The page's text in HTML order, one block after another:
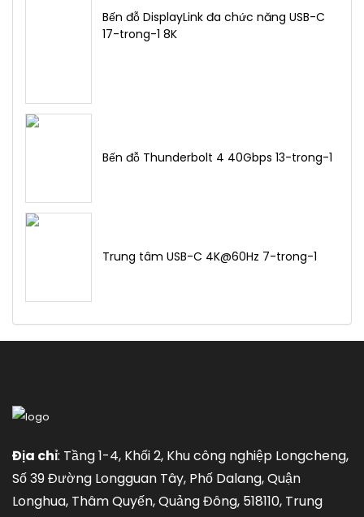
Bến đỗ DisplayLink đa chức năng USB-C
17-trong-1 8K
Bến đỗ Thunderbolt 4 40Gbps 13-trong-1
Trung tâm USB-C 4K@60Hz 7-trong-1
Địa chỉ: Tầng 1-4, Khối 2, Khu công nghiệp Longcheng,
Số 39 Đường Longguan Tây, Phố Dalang, Quận
Longhua, Thâm Quyến, Quảng Đông, 518110, Trung